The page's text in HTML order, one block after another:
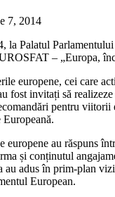
7, 2014
la Palatul
– „Europa,
europene, cei care
fost invitați să
pentru viitorii
europene au răspuns
și conținutul
au adus în prim-plan
European.